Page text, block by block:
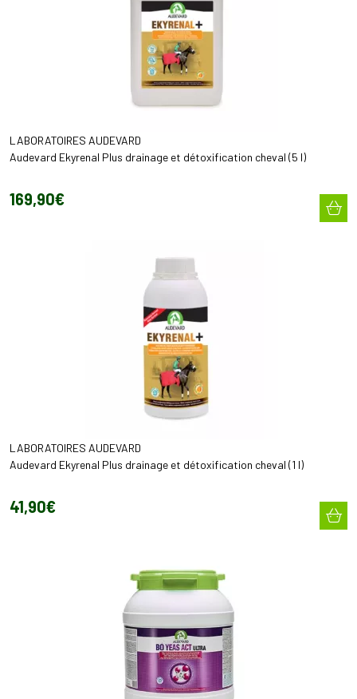
LABORATOIRES AUDEVARD
Audevard Ekyrenal Plus drainage et détoxification cheval (5 l)
169,90€
LABORATOIRES AUDEVARD
Audevard Ekyrenal Plus drainage et détoxification cheval (1 l)
41,90€